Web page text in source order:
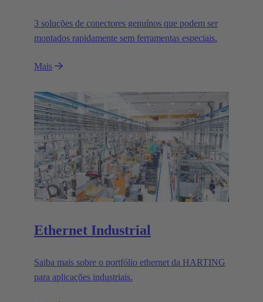
3 soluções de conectores genuínos que podem ser
montados rapidamente sem ferramentas especiais.
Mais
Ethernet Industrial
Saiba mais sobre o portfólio ethernet da HARTING
para aplicações industriais.